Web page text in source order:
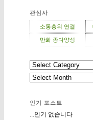
관심사
소통층위 연결
만화 종다양성
인기 포스트
...인기 없습니다